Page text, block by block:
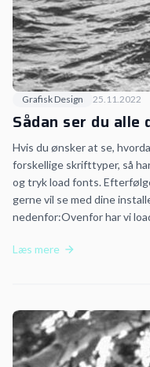
Grafisk Design 25.11.2022
Sådan ser du alle
Hvis du ønsker at se,
forskellige skrifttyper, så
og tryk load fonts.
gerne vil se med dine
nedenfor:Ovenfor har vi
Læs mere